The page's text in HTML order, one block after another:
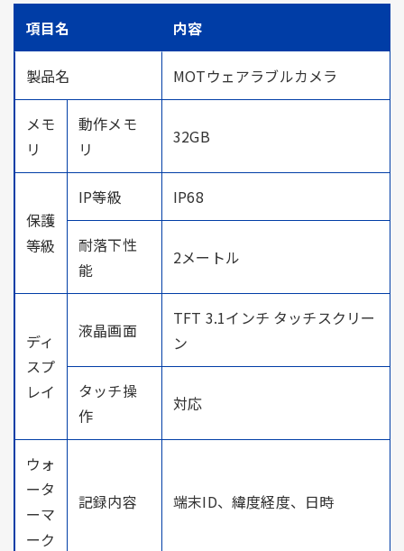
項目名 内容
製品名 MOTウェアラブルカメラ
メモ
リ
動作メモ
リ
32GB
保護
等級
IP等級 IP68
耐落下性
能
2メートル
ディ
スプ
レイ
液晶画面
TFT 3.1インチ タッチスクリー
ン
タッチ操
作
対応
ウォ
ータ
ーマ
ーク
記録内容 端末ID、緯度経度、日時